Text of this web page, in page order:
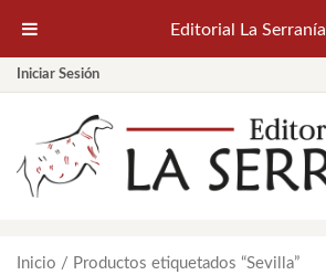
Iniciar Sesión
Inicio / Productos etiquetados “Sevilla”
Editorial La Serranía